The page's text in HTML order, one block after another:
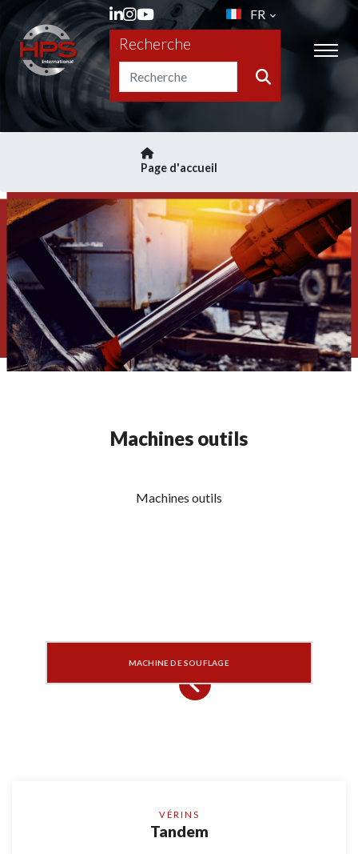
FR
Recherche
Page d'accueil
Machines outils
Machines outils
MACHINE DE SOUFLAGE
VÉRINS
Tandem